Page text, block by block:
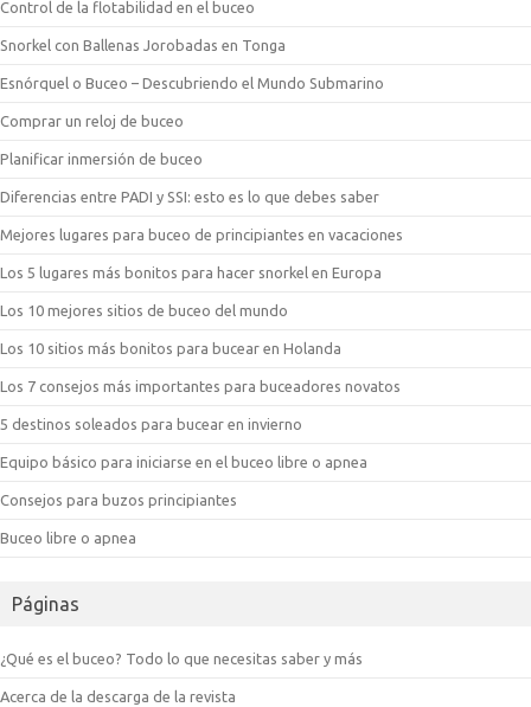
Control de la flotabilidad en el buceo
Snorkel con Ballenas Jorobadas en Tonga
Esnórquel o Buceo – Descubriendo el Mundo Submarino
Comprar un reloj de buceo
Planificar inmersión de buceo
Diferencias entre PADI y SSI: esto es lo que debes saber
Mejores lugares para buceo de principiantes en vacaciones
Los 5 lugares más bonitos para hacer snorkel en Europa
Los 10 mejores sitios de buceo del mundo
Los 10 sitios más bonitos para bucear en Holanda
Los 7 consejos más importantes para buceadores novatos
5 destinos soleados para bucear en invierno
Equipo básico para iniciarse en el buceo libre o apnea
Consejos para buzos principiantes
Buceo libre o apnea
Páginas
¿Qué es el buceo? Todo lo que necesitas saber y más
Acerca de la descarga de la revista